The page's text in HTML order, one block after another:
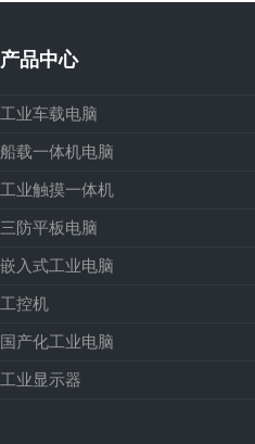
章:
产品中心
工业车载电脑
船载一体机电脑
工业触摸一体机
三防平板电脑
嵌入式工业电脑
工控机
国产化工业电脑
工业显示器